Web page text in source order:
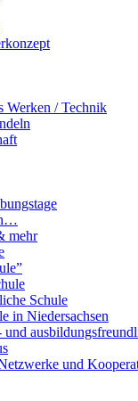
Werken / Technik
mehr
Schule
in Niedersachsen
und